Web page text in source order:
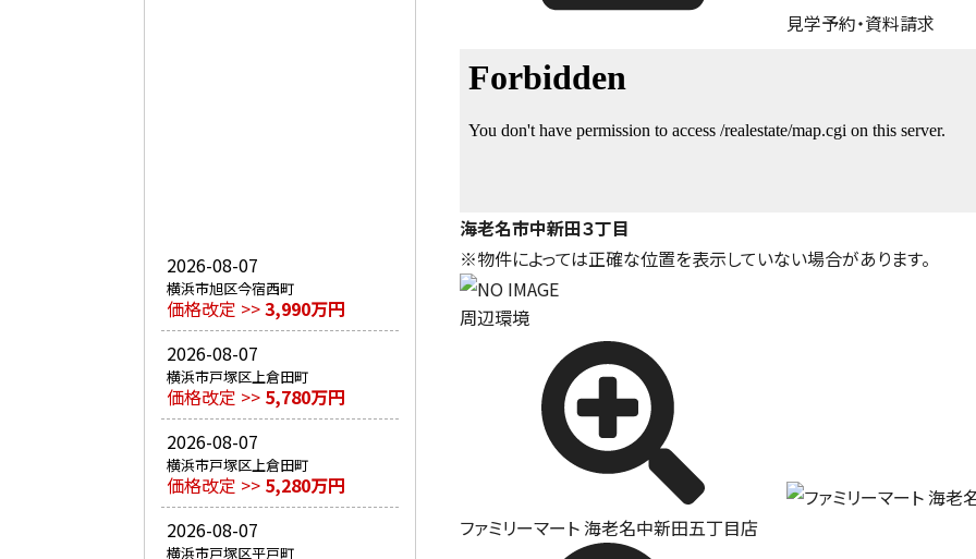
2026-08-07
横浜市旭区今宿西町
価格改定 >>3,990万円
2026-08-07
横浜市戸塚区上倉田町
価格改定 >> 5,780万円
2026-08-07
横浜市戸塚区上倉田町
価格改定 >> 5,280万円
2026-08-07
横浜市戸塚区平戸町
見学予約・資料請求
海老名市中新田３丁目
※物件によっては正確な位置を表示していない場合があります。
周辺環境
ファミリーマート 海老名中新田五丁目店